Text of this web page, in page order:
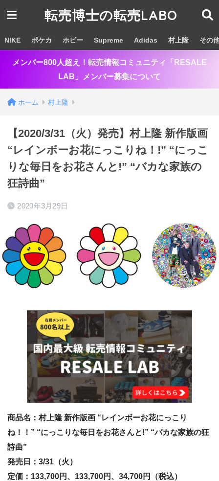
転売博士の転売LABO
NIKE ポケカ ホビー Supreme Adidas 村上隆 その
メンバー800人超え！転売情報コミュニティ「RESALE
LAB」メンバー募集について
ホーム 村上隆
【2020/3/31（火）発売】村上隆 新作版画
“レインボーお花にっこりね！!” “にっこ
りな毎日をお花さんと!” “バカな家族の
狂詩曲”
2020年3月29日
商品名：村上隆 新作版画 “レインボーお花にっこり
ね！！” “にっこりな毎日をお花さんと!” “バカな家族の狂
詩曲”
発売日：3/31（火）
定価：133,700円、133,700円、34,700円（税込）